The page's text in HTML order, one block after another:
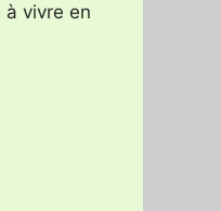
vivre en